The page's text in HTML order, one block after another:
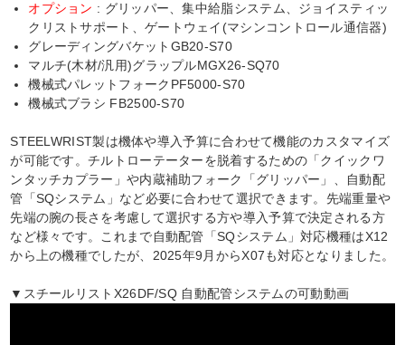
オプション : グリッパー、集中給脂システム、ジョイスティッ
クリストサポート、ゲートウェイ(マシンコントロール通信器)
グレーディングバケットGB20-S70
マルチ(木材/汎用)グラップルMGX26-SQ70
機械式パレットフォークPF5000-S70
機械式ブラシ FB2500-S70
STEELWRIST製は機体や導入予算に合わせて機能のカスタマイズ
が可能です。チルトローテーターを脱着するための「クイックワ
ンタッチカプラー」や内蔵補助フォーク「グリッパー」、自動配
管「SQシステム」など必要に合わせて選択できます。先端重量や
先端の腕の長さを考慮して選択する方や導入予算で決定される方
など様々です。これまで自動配管「SQシステム」対応機種はX12
から上の機種でしたが、2025年9月からX07も対応となりました。
▼スチールリストX26DF/SQ 自動配管システムの可動動画